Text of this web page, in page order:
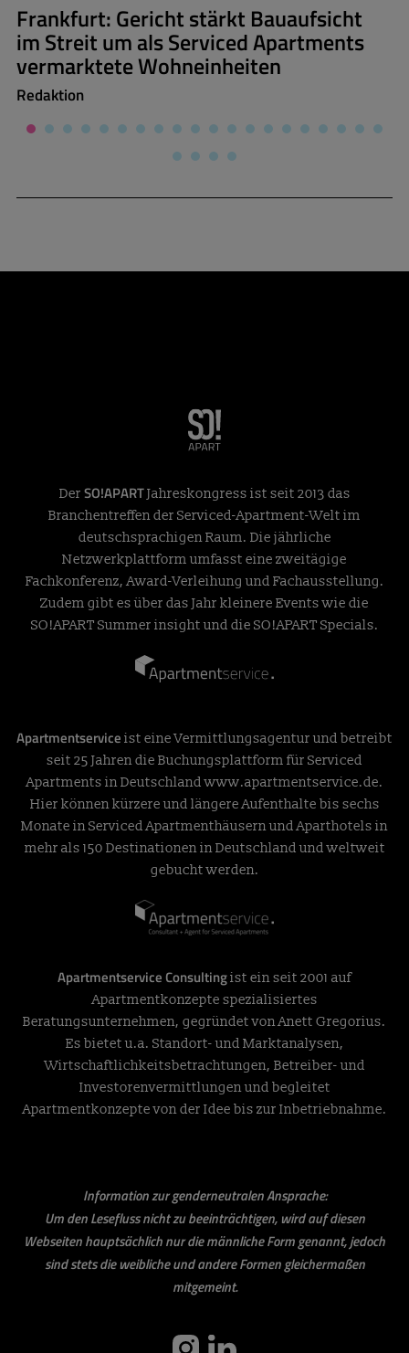
Frankfurt: Gericht stärkt Bauaufsicht
im Streit um als Serviced Apartments
vermarktete Wohneinheiten
Redaktion
Der SO!APARTJahreskongress ist seit 2013 das
Branchentreffen der Serviced-Apartment-Welt im
deutschsprachigen Raum. Die jährliche
Netzwerkplattform umfasst eine zweitägige
Fachkonferenz, Award-Verleihung und Fachausstellung.
Zudem gibt es über das Jahr kleinere Events wie die
SO!APART Summer insight und die SO!APART Specials.
Apartmentservice ist eine Vermittlungsagentur und betreibt
seit 25 Jahren die Buchungsplattform für Serviced
Apartments in Deutschlandwww.apartmentservice.de.
Hier können kürzere und längere Aufenthalte bis sechs
Monate in Serviced Apartmenthäusern und Aparthotels in
mehr als 150 Destinationen in Deutschland und weltweit
gebucht werden.
Apartmentservice Consultingist ein seit 2001 auf
Apartmentkonzepte spezialisiertes
Beratungsunternehmen, gegründet von Anett Gregorius.
Es bietet u.a. Standort- und Marktanalysen,
Wirtschaftlichkeitsbetrachtungen, Betreiber- und
Investorenvermittlungen und begleitet
Apartmentkonzepte von der Idee bis zur Inbetriebnahme.
Information zur genderneutralen Ansprache:
Um den Lesefluss nicht zu beeinträchtigen, wird auf diesen
Webseiten hauptsächlich nur die männliche Form genannt, jedoch
sind stets die weibliche und andere Formen gleichermaßen
mitgemeint.
instagram